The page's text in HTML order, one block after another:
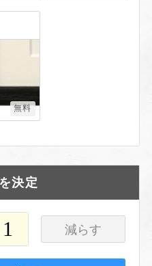
無料
決定
減らす